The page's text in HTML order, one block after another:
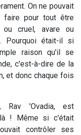
On ne pouvait
faire pour tout être
cruel, avare ou
Pourquoi était-il si
raison qu'il se
c'est-à-dire de la
et donc chaque fois
Rav 'Ovadia, est
! Même si c'était
contrôler ses